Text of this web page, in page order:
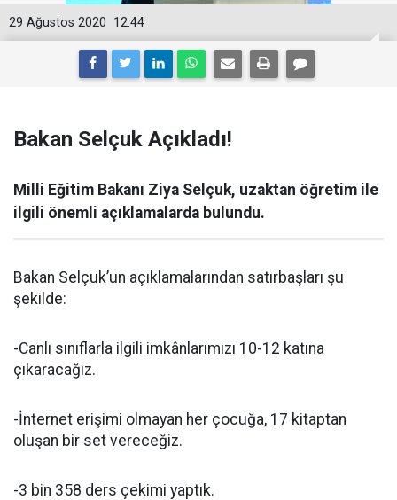
12:44
29 Ağustos 2020
Bakan Selçuk Açıkladı!
Milli Eğitim Bakanı Ziya Selçuk, uzaktan öğretim ile
ilgili önemli açıklamalarda bulundu.
Bakan Selçuk’un açıklamalarından satırbaşları şu
şekilde:
-Canlı sınıflarla ilgili imkânlarımızı 10-12 katına
çıkaracağız.
-İnternet erişimi olmayan her çocuğa, 17 kitaptan
oluşan bir set vereceğiz.
-3 bin 358 ders çekimi yaptık.